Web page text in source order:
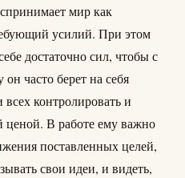
мир как
усилий. При этом
достаточно сил, чтобы с
часто берет на себя
контролировать и
ценой. В работе ему важно
поставленных целей,
свои идеи, и видеть,